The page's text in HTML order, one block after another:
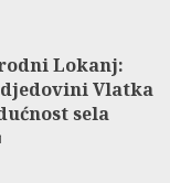
Lokanj:
Vlatka
sela